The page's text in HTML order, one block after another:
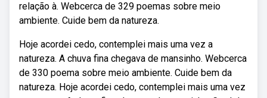
relação à. Webcerca de 329 poemas sobre meio
ambiente. Cuide bem da natureza.
Hoje acordei cedo, contemplei mais uma vez a
natureza. A chuva fina chegava de mansinho. Webcerca
de 330 poema sobre meio ambiente. Cuide bem da
natureza. Hoje acordei cedo, contemplei mais uma vez